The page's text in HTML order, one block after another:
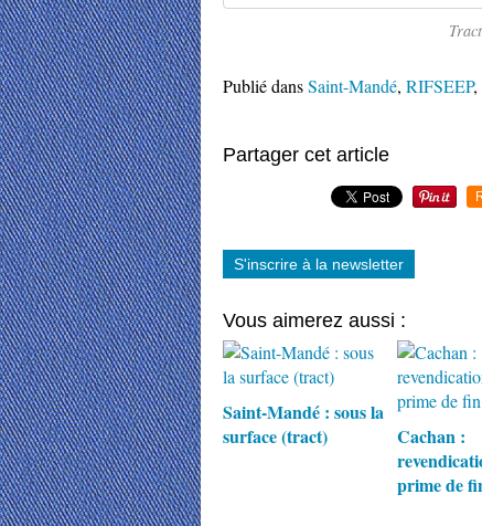
Publié dansSaint-Mandé, RIFSEEP,
Partager cet article
S'inscrire à la newsletter
Vous aimerez aussi :
Saint-Mandé : sous la
surface (tract)
Cachan :
prime de